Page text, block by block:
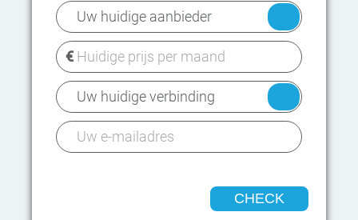
CHECK